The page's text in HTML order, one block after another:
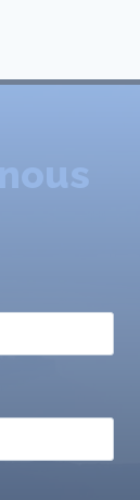
nous